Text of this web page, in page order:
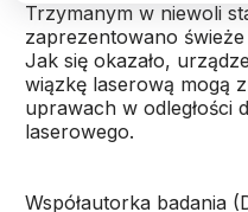
Trzymanym w niewoli
zaprezentowano
Jak się okazało,
wiązkę laserową mogą
uprawach w odległości
laserowego.
Współautorka badania